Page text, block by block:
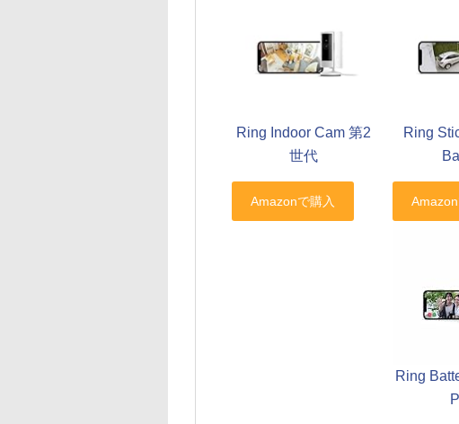
Ring Indoor Cam 第2
世代
Ring
Ring